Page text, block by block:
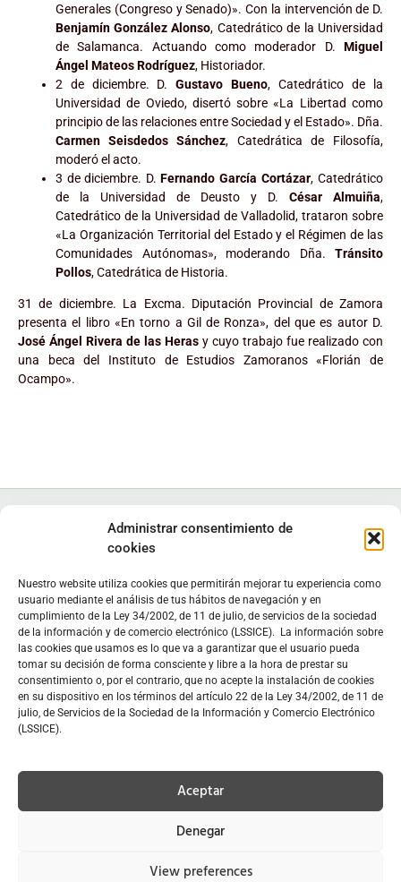
Administrar consentimiento de
cookies
Nuestro website utiliza cookies que permitirán mejorar tu experiencia como
usuario mediante el análisis de tus hábitos de navegación y en
cumplimiento de la Ley 34/2002, de 11 de julio, de servicios de la sociedad
de la información y de comercio electrónico (LSSICE). La información sobre
las cookies que usamos es lo que va a garantizar que el usuario pueda
tomar su decisión de forma consciente y libre a la hora de prestar su
consentimiento o, por el contrario, que no acepte la instalación de cookies
en su dispositivo en los términos del artículo 22 de la Ley 34/2002, de 11 de
julio, de Servicios de la Sociedad de la Información y Comercio Electrónico
(LSSICE).
Aceptar
Denegar
View preferences
Generales (Congreso y Senado)». Con la intervención de D.
Benjamín González Alonso, Catedrático de la Universidad
de Salamanca. Actuando como moderador D. Miguel
Ángel Mateos Rodríguez, Historiador.
2 de diciembre. D. Gustavo Bueno, Catedrático de la
Universidad de Oviedo, disertó sobre «La Libertad como
principio de las relaciones entre Sociedad y el Estado». Dña.
Carmen Seisdedos Sánchez, Catedrática de Filosofía,
moderó el acto.
3 de diciembre. D. Fernando García Cortázar, Catedrático
de la Universidad de Deusto y D. César Almuiña,
Catedrático de la Universidad de Valladolid, trataron sobre
«La Organización Territorial del Estado y el Régimen de las
Comunidades Autónomas», moderando Dña. Tránsito
Pollos, Catedrática de Historia.
31 de diciembre. La Excma. Diputación Provincial de Zamora
presenta el libro «En torno a Gil de Ronza», del que es autor D.
José Ángel Rivera de las Heras y cuyo trabajo fue realizado con
una beca del Instituto de Estudios Zamoranos «Florián de
Ocampo».
Instituto de Estudios Zamoranos "Florián de Ocampo", IEZFO
Diputación de Zamora - Colegio Universitario de Zamora
Lunes a viernes: 9:30 h - 13:30 h. Lunes y miércoles: 16:30 h -
19:30 h
Sedeen C/ Doctor Carracido,Bibliotecaen Colegio Universitario
C/ Doctor Carracido, s/n. 49006 Zamora, España
www.iezfloriandeocampo.com
generales de la venta
Condiciones y tarifas de envío